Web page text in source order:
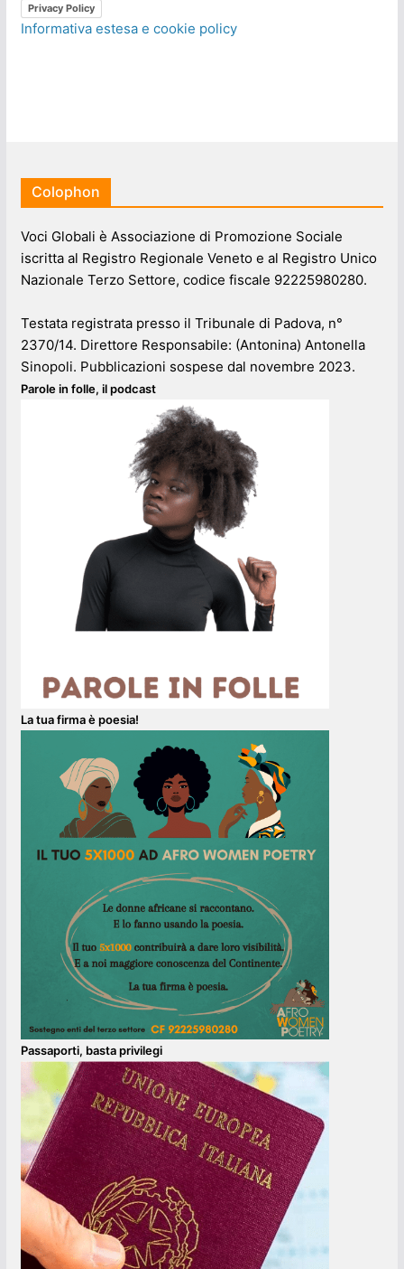
Privacy Policy
Informativa estesa e cookie policy
Colophon
Voci Globali è Associazione di Promozione Sociale
iscritta al Registro Regionale Veneto e al Registro Unico
Nazionale Terzo Settore, codice fiscale 92225980280.
Testata registrata presso il Tribunale di Padova, n°
2370/14. Direttore Responsabile: (Antonina) Antonella
Sinopoli. Pubblicazioni sospese dal novembre 2023.
Parole in folle, il podcast
La tua firma è poesia!
Passaporti, basta privilegi